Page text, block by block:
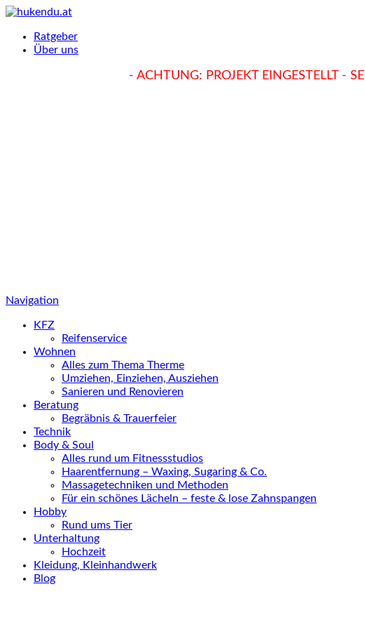
Ratgeber
Über uns
- ACHTUNG: PROJEKT EINGESTELLT -
Navigation
KFZ
Reifenservice
Wohnen
Alles zum Thema Therme
Umziehen, Einziehen, Ausziehen
Sanieren und Renovieren
Beratung
Begräbnis & Trauerfeier
Technik
Body & Soul
Alles rund um Fitnessstudios
Haarentfernung – Waxing, Sugaring & Co.
Massagetechniken und Methoden
Für ein schönes Lächeln – feste & lose Zahnspangen
Hobby
Rund ums Tier
Unterhaltung
Hochzeit
Kleidung, Kleinhandwerk
Blog